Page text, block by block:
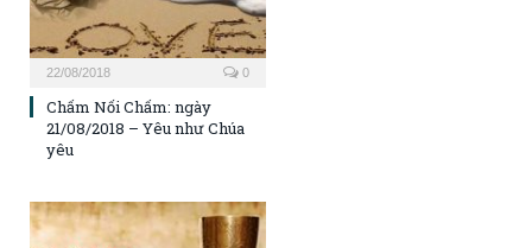
22/08/2018 0
Chấm Nối Chấm: ngày
21/08/2018 – Yêu như Chúa
yêu